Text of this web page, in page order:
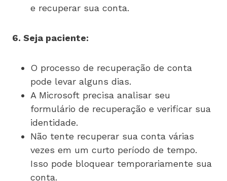
e recuperar sua conta.
6. Seja paciente:
O processo de recuperação de conta
pode levar alguns dias.
A Microsoft precisa analisar seu
formulário de recuperação e verificar sua
identidade.
Não tente recuperar sua conta várias
vezes em um curto período de tempo.
Isso pode bloquear temporariamente sua
conta.